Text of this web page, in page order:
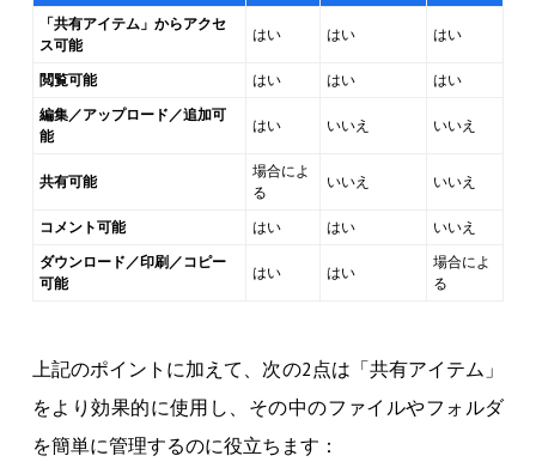
「共有アイテム」からアクセ
ス可能
はい はい はい
閲覧可能 はい はい
はい
編集／アップロード／追加可
能
はい いいえ いいえ
共有可能
場合によ
る
いいえ いいえ
コメント可能 はい はい
いいえ
ダウンロード／印刷／コピー
可能
はい はい
場合によ
る
上記のポイントに加えて、次の2点は「共有アイテム」
をより効果的に使用し、その中のファイルやフォルダ
を簡単に管理するのに役立ちます：